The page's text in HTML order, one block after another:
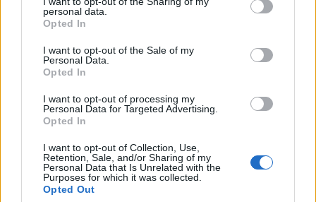
personal data.
Opted In
I want to opt-out of the Sale of my
Personal Data.
Opted In
I want to opt-out of processing my
Personal Data for Targeted Advertising.
Opted In
I want to opt-out of Collection, Use,
Retention, Sale, and/or Sharing of my
Personal Data that Is Unrelated with the
Purposes for which it was collected.
Opted Out
Mera said:↑
Cehennem gecidinin tamamen kalkması gerek
Bu iyi birsey kimse icin gecid sıkıntısı olmayacak özellikle büyücüler
icin 4 sandık daha sıkıntıydı simdi gir 4 sandık cıkmasa bile
cehennem gecidin amorte ediyor yerden cıkanların parası ben sırf 4
kere ölünce 4 sandık hayal oluyordu girdigim 10 turun 5 6sında
ancak 4 sandık cıkıyordu simdi ister 3 ister 4 cıksın altın amorte
ediyor
icin zaten farketmez hatta bir cok yerde cehennem gecidi olayı
gelmesin diye yazıyorlar büyücünün yazması garip geldi
Mantıklı bir düşünce evet cehennem geçidi kalkabilir.
Oyun yöneticileri bunu mantıksız bulabilir. O zaman
yöneticiler şöyle bir şey yapsın. Bizim gibi cehennem geçidi
olmayan veya trapez taş yamasından önce geçitleri